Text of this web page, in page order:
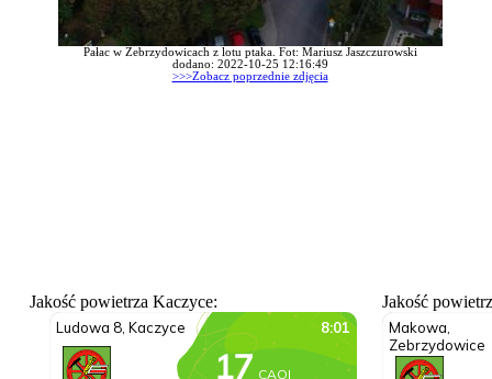
Pałac w Zebrzydowicach z lotu ptaka. Fot: Mariusz Jaszczurowski
dodano: 2022-10-25 12:16:49
>>>Zobacz poprzednie zdjęcia
Jakość powietrza Kaczyce: Jakość